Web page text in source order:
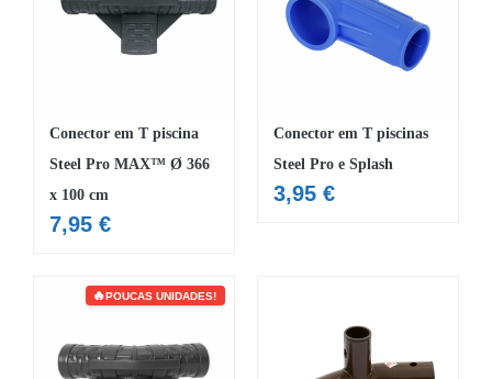
MOBILIÁRIO INSUFLÁVEL
ACESSÓRIOS PARA PISCINAS
PEÇAS DE SUBSTITUIÇÃO PARA PISCINAS
PEÇAS DE SUBSTITUIÇÃO PARA SPA
Conector em T piscina
Steel Pro MAX™ Ø 366
x 100 cm
7,95 €
Conector em T piscinas
Steel Pro e Splash
3,95 €
POUCAS UNIDADES!